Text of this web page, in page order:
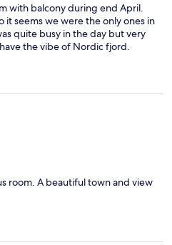
with balcony during end April.
it seems we were the only ones in
quite busy in the day but very
the vibe of Nordic fjord.
room. A beautiful town and view